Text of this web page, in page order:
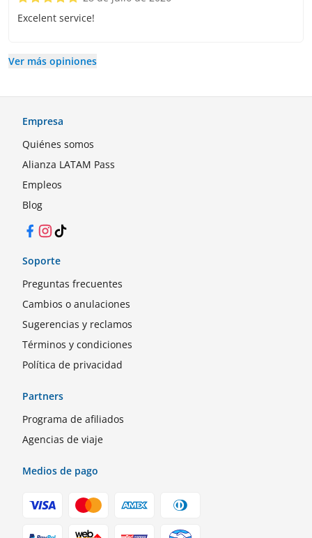
Excelent service!
Ver más opiniones
Empresa
Quiénes somos
Alianza LATAM Pass
Empleos
Blog
Facebook
Instagram
TikTok
Soporte
Preguntas frecuentes
Cambios o anulaciones
Sugerencias y reclamos
Términos y condiciones
Política de privacidad
Partners
Programa de afiliados
Agencias de viaje
Medios de pago